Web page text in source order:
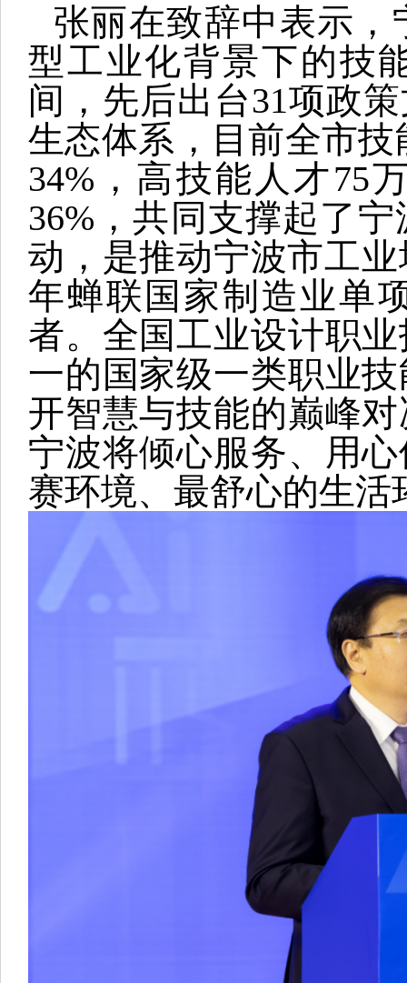
张丽在致辞中表示
型工业化背景下的技
间，先后出台31项政
生态体系，目前全市
34%，高技能人才75
36%，共同支撑起了
动，是推动宁波市工
年蝉联国家制造业单
者。全国工业设计职
一的国家级一类职业
开智慧与技能的巅峰
宁波将倾心服务、用
赛环境、最舒心的生活